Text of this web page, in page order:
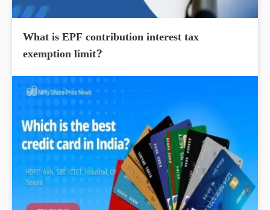
What is EPF contribution interest tax
exemption limit?